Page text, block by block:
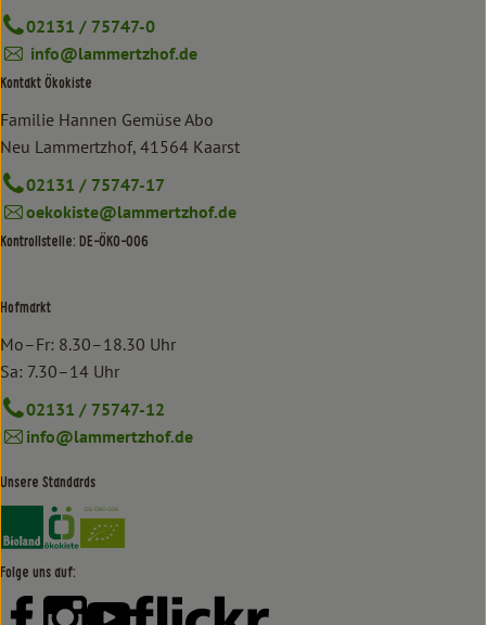
02131 / 75747-0
info@lammertzhof.de
Kontakt Ökokiste
Familie Hannen Gemüse Abo
Neu Lammertzhof, 41564 Kaarst
02131 / 75747-17
oekokiste@lammertzhof.de
Kontrollstelle: DE-ÖKO-006
Hofmarkt
Mo–Fr: 8.30–18.30 Uhr
Sa: 7.30–14 Uhr
02131 / 75747-12
info@lammertzhof.de
Unsere Standards
Externer Link zu https://www.bioland.de/verbraucher
Externer Link zu https://www.oekokiste.de/
Folge uns auf:
Externer Link zu https://www.facebook.com/lammertzhof/
Externer Link zu https://www.instagram.com/
Externer Link zu https://www.youtube.com/
Externer Link zu https://